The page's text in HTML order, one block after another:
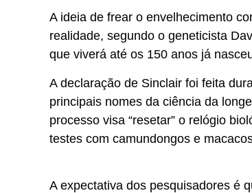
A ideia de frear o envelhecimento
realidade, segundo o geneticista
que viverá até os 150 anos já
A declaração de Sinclair foi feita
principais nomes da ciência da
processo visa “resetar” o relógio
testes com camundongos e
A expectativa dos pesquisadores é